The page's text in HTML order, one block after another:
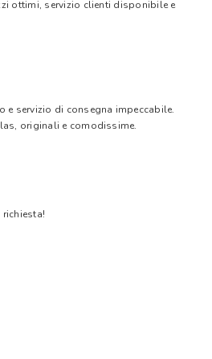
ottimi, servizio clienti disponibile e
e servizio di consegna impeccabile.
originali e comodissime.